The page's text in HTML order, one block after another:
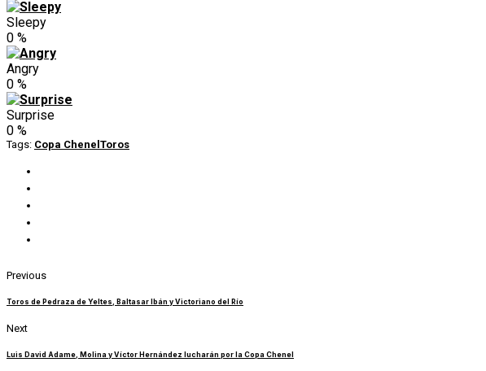
Sleepy
0 %
Angry
0 %
Surprise
0 %
Tags: Copa ChenelToros
Previous
Toros de Pedraza de Yeltes, Baltasar Ibán y Victoriano del Río
Next
Luis David Adame, Molina y Víctor Hernández lucharán por la Copa Chenel